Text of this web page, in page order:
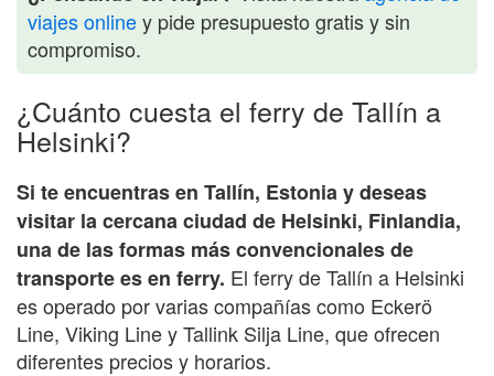
viajes onliney pide presupuesto gratis y sin
compromiso.
¿Cuánto cuesta el ferry de Tallín a
Helsinki?
Si te encuentras en Tallín, Estonia y deseas
visitar la cercana ciudad de Helsinki, Finlandia,
una de las formas más convencionales de
transporte es en ferry. El ferry de Tallín a Helsinki
es operado por varias compañías como Eckerö
Line, Viking Line y Tallink Silja Line, que ofrecen
diferentes precios y horarios.